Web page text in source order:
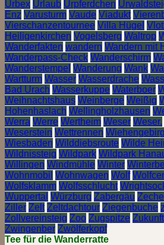
Urbex Urlaub Urpferdchen
Enz Varusturm Vaude Viadukt
Vierschanzentournee Villa Hügel
Heiligenkirchen Vogelsberg Waltrop
Wanderfakten wandern Wandern mit
Wanderpass-Check Wanderschirm
Wanderstempel Wanderung Wank
Wartturm Wasser Wasserdrache
Bad Urach Wasserkuppe Waterboer
Weihnachtshaus Weinberge Weißig
Hohenhaslach Wellingholzhausen
Werra Werre Wertheim Weser Weser.
Weserstein Wettrennen
Wiesbaden Wilddiebsroute Wilde
Wildnissteig Wildpark Wildpark
Willingen Windmühle Winter
Wohnmobil Wohnwagen Wolf
Wolfsklamm Wolfsschlucht
Wuppertal Würzburg Zabergäu
Ziller Zelt Zeltdachtour Ziegenbuche
Zollvereinsteig Zoo Zugspitze Zukunft
Zwingenber Zwölferkopf
Tee für die Wanderratte